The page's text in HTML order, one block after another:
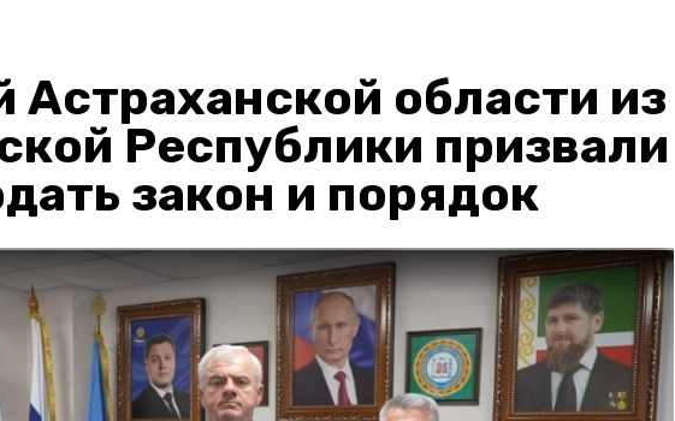
Астраханской области из
Республики призвали
закон и порядок